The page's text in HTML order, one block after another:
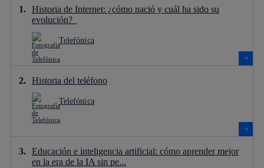
Historia de Internet: ¿cómo nació y cuál ha sido su
evolución?
Telefónica
Historia del teléfono
Telefónica
Educación e inteligencia artificial: cómo aprender mejor
en la era de la IA sin pe...